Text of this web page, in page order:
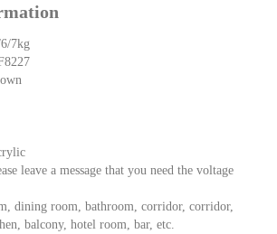
7kg
leave a message that you need the voltage
dining room, bathroom, corridor, corridor,
balcony, hotel room, bar, etc.